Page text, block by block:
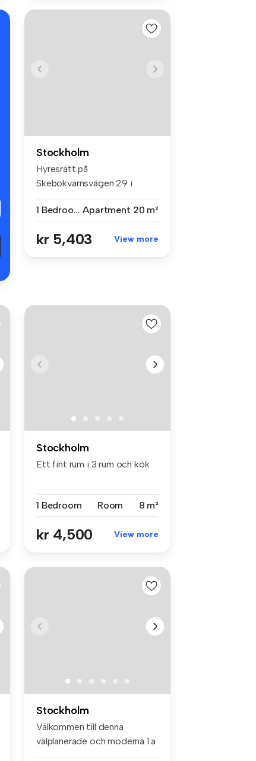
Stockholm
Hyresrätt på
Skebokvarnsvägen 29 i
1 Bedroom Apartment 20 m²
kr 5,403 View more
Stockholm
Ett fint rum i 3 rum och kök
1 Bedroom Room 8 m²
kr 4,500 View more
Stockholm
Välkommen till denna
välplanerade och moderna 1:a